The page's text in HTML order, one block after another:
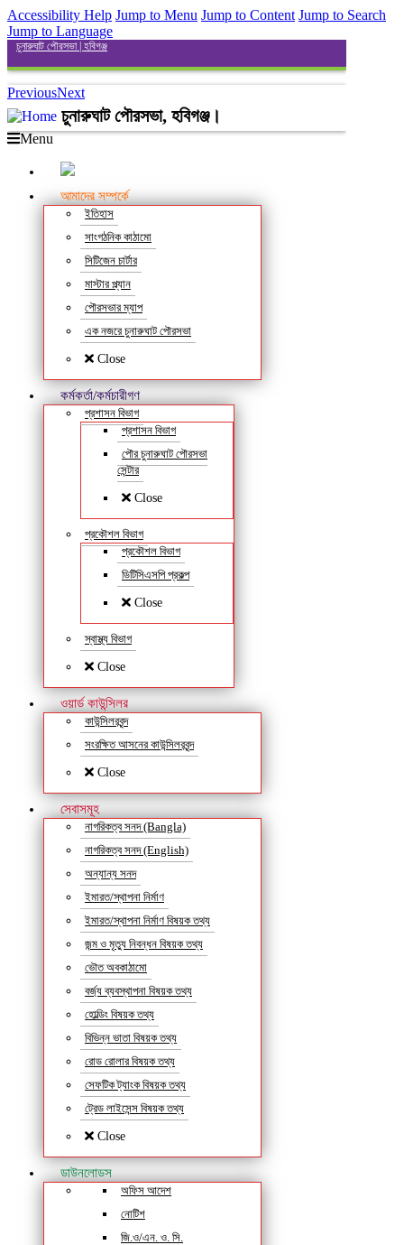
Accessibility Help Jump to Menu Jump to Content Jump to Search
Jump to Language
চুনারুঘাট পৌরসভা | হবিগঞ্জ
PreviousNext
চুনারুঘাট পৌরসভা, হবিগঞ্জ।
Menu
আমাদের সম্পর্কে
ইতিহাস
সাংগঠনিক কাঠামো
সিটিজেন চার্টার
মাস্টার প্ল্যান
পৌরসভার ম্যাপ
এক নজরে চুনারুঘাট পৌরসভা
Close
কর্মকর্তা/কর্মচারীগণ
প্রশাসন বিভাগ
প্রশাসন বিভাগ
পৌর চুনারুঘাট পৌরসভা
সেন্টার
Close
প্রকৌশল বিভাগ
প্রকৌশল বিভাগ
ডিটিসিএসপি প্রকল্প
Close
স্বাস্থ্য বিভাগ
Close
ওয়ার্ড কাউন্সিলর
কাউন্সিলরবৃন্দ
সংরক্ষিত আসনের কাউন্সিলরবৃন্দ
Close
সেবাসমূহ
নাগরিকত্ব সনদ (Bangla)
নাগরিকত্ব সনদ (English)
অন্যান্য সনদ
ইমারত/স্থাপনা নির্মাণ
ইমারত/স্থাপনা নির্মাণ বিষয়ক তথ্য
জন্ম ও মৃত্যু নিবন্ধন বিষয়ক তথ্য
ভৌত অবকাঠামো
বর্জ্য ব্যবস্থাপনা বিষয়ক তথ্য
হোল্ডিং বিষয়ক তথ্য
বিভিন্ন ভাতা বিষয়ক তথ্য
রোড রোলার বিষয়ক তথ্য
সেফটিক ট্যাংক বিষয়ক তথ্য
ট্রেড লাইসেন্স বিষয়ক তথ্য
Close
ডাউনলোডস
অফিস আদেশ
নোটিশ
জি.ও/এন. ও. সি.